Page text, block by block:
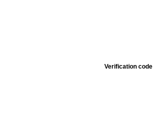
Verification code